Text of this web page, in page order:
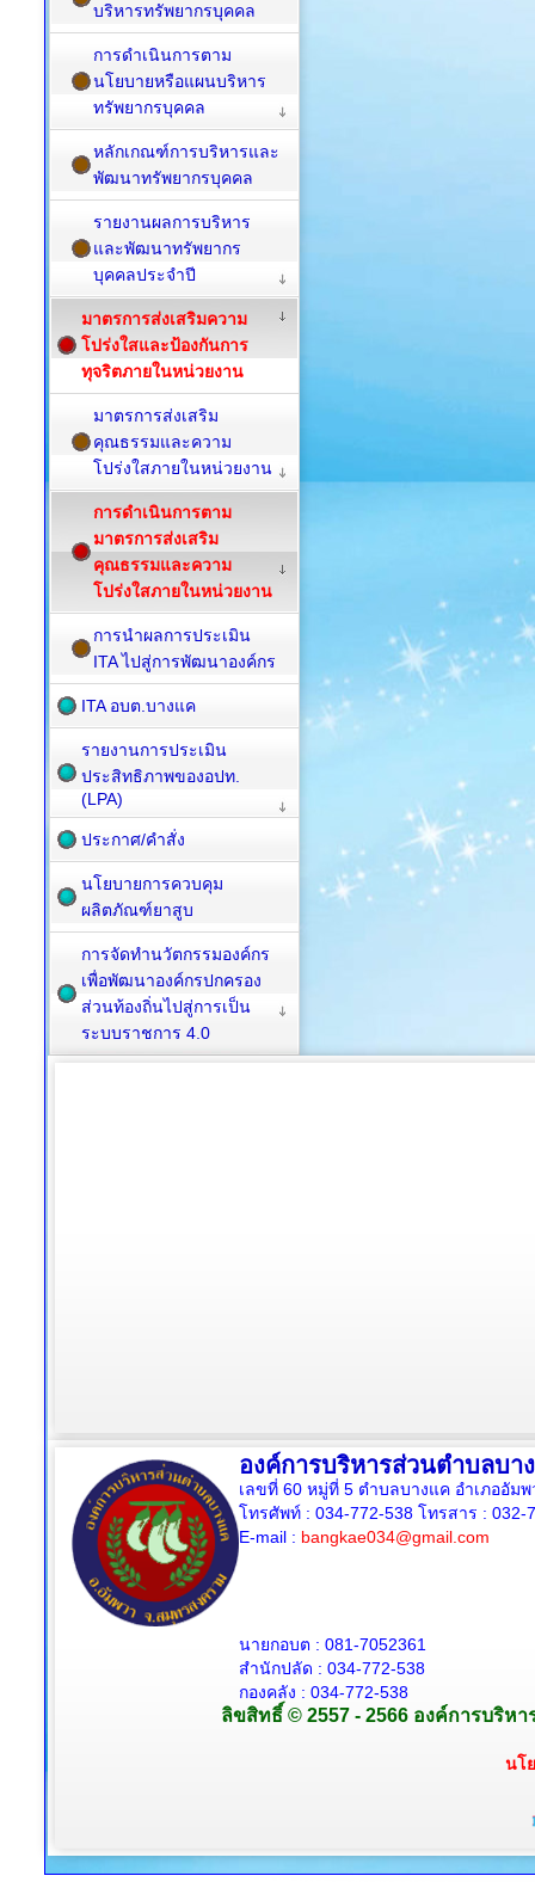
บริหารทรัพยากรบุคคล
การดำเนินการตาม
นโยบายหรือแผนบริหาร
ทรัพยากรบุคคล
หลักเกณฑ์การบริหารและ
พัฒนาทรัพยากรบุคคล
รายงานผลการบริหาร
และพัฒนาทรัพยากร
บุคคลประจำปี
มาตรการส่งเสริมความ
โปร่งใสและป้องกันการ
ทุจริตภายในหน่วยงาน
มาตรการส่งเสริม
คุณธรรมและความ
โปร่งใสภายในหน่วยงาน
การดำเนินการตาม
มาตรการส่งเสริม
คุณธรรมและความ
โปร่งใสภายในหน่วยงาน
การนำผลการประเมิน
ITA ไปสู่การพัฒนาองค์กร
ITA อบต.บางแค
รายงานการประเมิน
ประสิทธิภาพของอปท.
(LPA)
ประกาศ/คำสั่ง
นโยบายการควบคุม
ผลิตภัณฑ์ยาสูบ
การจัดทำนวัตกรรมองค์กร
เพื่อพัฒนาองค์กรปกครอง
ส่วนท้องถิ่นไปสู่การเป็น
ระบบราชการ 4.0
องค์การบริหารส่วนตำบลบา
เลขที่ 60 หมู่ที่ 5 ตำบลบางแค อำเภออัม
โทรศัพท์ : 034-772-538 โทรสาร : 032-
E-mail : bangkae034@gmail.com
นายกอบต : 081-7052361
สำนักปลัด : 034-772-538
กองคลัง : 034-772-538
ลิขสิทธิ์ © 2557 - 2566 องค์การบริห
นโ